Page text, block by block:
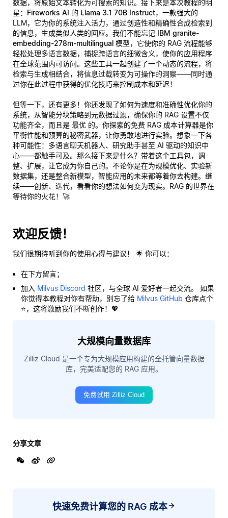
数据，将原始文本转化为可搜索的知识。接下来是本次教程的明
星： Fireworks AI 的 Llama 3.1 70B Instruct，一款强大的
LLM，它为你的系统注入活力，通过创造性和精确性合成检索到
的信息，生成类似人类的回应。我们不能忘记 IBM granite-
embedding-278m-multilingual 模型，它使你的 RAG 流程能够
轻松处理多语言数据，捕捉跨语言的细微含义，使你的应用程序
在全球范围内可访问。这些工具一起创建了一个动态的流程，将
检索与生成相结合，将信息过载转变为可操作的洞察——同时通
过你在此过程中获得的优化技巧来控制成本和延迟！
但等一下，还有更多！你还发现了如何为速度和准确性优化你的
系统，从智能分块策略到元数据过滤，确保你的 RAG 设置不仅
功能齐全，而且是 最优 的。你探索的免费 RAG 成本计算器是你
平衡性能和预算的秘密武器，让你勇敢地进行实验。想象一下各
种可能性：多语言聊天机器人、研究助手甚至 AI 驱动的知识中
心——都触手可及。那么接下来是什么？带着这个工具包，调
整、扩展，让它成为你自己的。不论你是在为规模优化、实验新
数据集，还是整合新模型，智能应用的未来都等着你去构建。继
续——创新、迭代，看看你的想法如何变为现实。RAG 的世界在
等待你的火花！🚀
欢迎反馈！
我们很期待听到你的使用心得与建议！ 🌟 你可以：
在下方留言；
加入 Milvus Discord 社区，与全球 AI 爱好者一起交流。 如果
你觉得本教程对你有帮助，别忘了给 Milvus GitHub 仓库点个
⭐，这将激励我们不断创作！💖
大规模向量数据库
Zilliz Cloud 是一个专为大规模应用构建的全托管向量数据
库，完美适配您的 RAG 应用。
免费试用 Zilliz Cloud
分享文章
快速免费计算您的 RAG 成本